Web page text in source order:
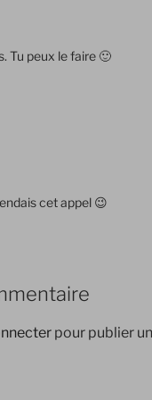
Tu peux le faire 🙂
cet appel 😉
pour publier